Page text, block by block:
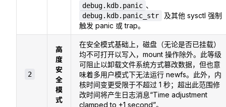
debug.kdb.panic 、
debug.kdb.panic_str
及其他 sysctl 强制
触发 panic 或 trap。
2
高
度
安
全
模
式
在安全模式基础上，磁盘（无论是否已挂载）
均不可打开以写入，mount 操作除外。此等级
可阻止以卸载文件系统方式篡改数据，但也意
味着多用户模式下无法运行 newfs。此外，内
核时间变更受限于不超过 1 秒；超出此范围修
改时间将产生日志消息“Time adjustment
clamped to +1 second”。